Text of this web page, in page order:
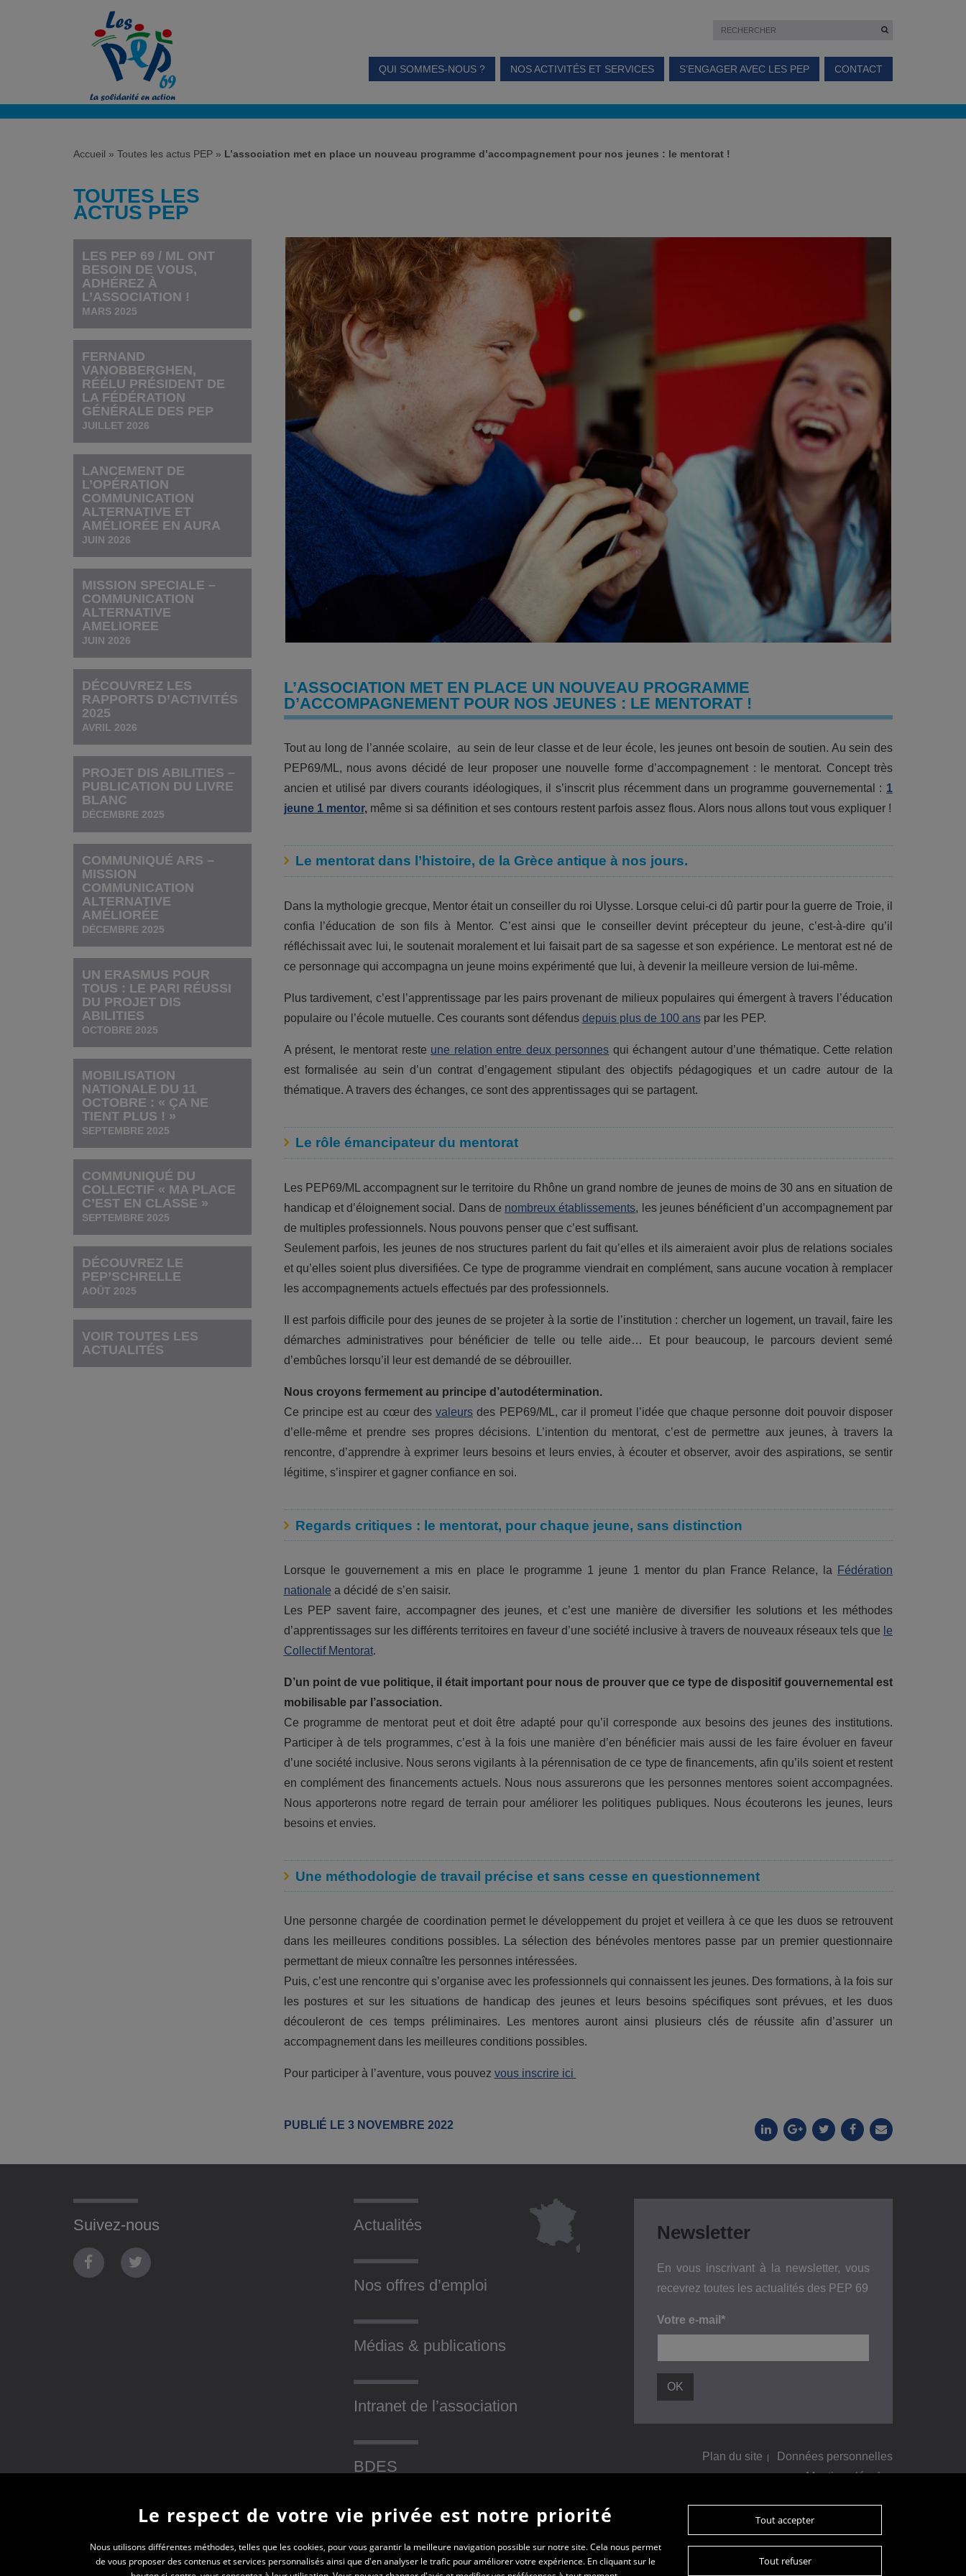
QUI SOMMES-NOUS ? NOS ACTIVITÉS ET SERVICES S’ENGAGER AVEC LES PEP CONTACT
Accueil » Toutes les actus PEP » L’association met en place un nouveau programme d’accompagnement pour nos jeunes : le mentorat !
TOUTES LES
ACTUS PEP
LES PEP 69 / ML ONT
BESOIN DE VOUS,
ADHÉREZ À
L’ASSOCIATION !
MARS 2025
FERNAND
VANOBBERGHEN,
RÉÉLU PRÉSIDENT DE
LA FÉDÉRATION
GÉNÉRALE DES PEP
JUILLET 2026
LANCEMENT DE
L’OPÉRATION
COMMUNICATION
ALTERNATIVE ET
AMÉLIORÉE EN AURA
JUIN 2026
MISSION SPECIALE –
COMMUNICATION
ALTERNATIVE
AMELIOREE
JUIN 2026
DÉCOUVREZ LES
RAPPORTS D’ACTIVITÉS
2025
AVRIL 2026
PROJET DIS ABILITIES –
PUBLICATION DU LIVRE
BLANC
DÉCEMBRE 2025
COMMUNIQUÉ ARS –
MISSION
COMMUNICATION
ALTERNATIVE
AMÉLIORÉE
DÉCEMBRE 2025
UN ERASMUS POUR
TOUS : LE PARI RÉUSSI
DU PROJET DIS
ABILITIES
OCTOBRE 2025
MOBILISATION
NATIONALE DU 11
OCTOBRE : « ÇA NE
TIENT PLUS ! »
SEPTEMBRE 2025
COMMUNIQUÉ DU
COLLECTIF « MA PLACE
C’EST EN CLASSE »
SEPTEMBRE 2025
DÉCOUVREZ LE
PEP’SCHRELLE
AOÛT 2025
VOIR TOUTES LES
ACTUALITÉS
L’ASSOCIATION MET EN PLACE UN NOUVEAU PROGRAMME
D’ACCOMPAGNEMENT POUR NOS JEUNES : LE MENTORAT !
Tout au long de l’année scolaire, au sein de leur classe et de leur école, les jeunes ont besoin de soutien. Au sein des
PEP69/ML, nous avons décidé de leur proposer une nouvelle forme d’accompagnement : le mentorat. Concept très
ancien et utilisé par divers courants idéologiques, il s’inscrit plus récemment dans un programme gouvernemental : 1
jeune 1 mentor,même si sa définition et ses contours restent parfois assez flous. Alors nous allons tout vous expliquer !
Le mentorat dans l’histoire, de la Grèce antique à nos jours.
Dans la mythologie grecque, Mentor était un conseiller du roi Ulysse. Lorsque celui-ci dû partir pour la guerre de Troie, il
confia l’éducation de son fils à Mentor. C’est ainsi que le conseiller devint précepteur du jeune, c’est-à-dire qu’il
réfléchissait avec lui, le soutenait moralement et lui faisait part de sa sagesse et son expérience. Le mentorat est né de
ce personnage qui accompagna un jeune moins expérimenté que lui, à devenir la meilleure version de lui-même.
Plus tardivement, c’est l’apprentissage par les pairs provenant de milieux populaires qui émergent à travers l’éducation
populaire ou l’école mutuelle. Ces courants sont défendus depuis plus de 100 anspar les PEP.
A présent, le mentorat reste une relation entre deux personnes qui échangent autour d’une thématique. Cette relation
est formalisée au sein d’un contrat d’engagement stipulant des objectifs pédagogiques et un cadre autour de la
thématique. A travers des échanges, ce sont des apprentissages qui se partagent.
Le rôle émancipateur du mentorat
Les PEP69/ML accompagnent sur le territoire du Rhône un grand nombre de jeunes de moins de 30 ans en situation de
handicap et d’éloignement social. Dans de nombreux établissements, les jeunes bénéficient d’un accompagnement par
de multiples professionnels. Nous pouvons penser que c’est suffisant.
Seulement parfois, les jeunes de nos structures parlent du fait qu’elles et ils aimeraient avoir plus de relations sociales
et qu’elles soient plus diversifiées. Ce type de programme viendrait en complément, sans aucune vocation à remplacer
les accompagnements actuels effectués par des professionnels.
Il est parfois difficile pour des jeunes de se projeter à la sortie de l’institution : chercher un logement, un travail, faire les
démarches administratives pour bénéficier de telle ou telle aide… Et pour beaucoup, le parcours devient semé
d’embûches lorsqu’il leur est demandé de se débrouiller.
Nous croyons fermement au principe d’autodétermination.
Ce principe est au cœur des valeurs des PEP69/ML, car il promeut l’idée que chaque personne doit pouvoir disposer
d’elle-même et prendre ses propres décisions. L’intention du mentorat, c’est de permettre aux jeunes, à travers la
rencontre, d’apprendre à exprimer leurs besoins et leurs envies, à écouter et observer, avoir des aspirations, se sentir
légitime, s’inspirer et gagner confiance en soi.
Regards critiques : le mentorat, pour chaque jeune, sans distinction
Lorsque le gouvernement a mis en place le programme 1 jeune 1 mentor du plan France Relance, la
Fédération
nationale a décidé de s’en saisir.
Les PEP savent faire, accompagner des jeunes, et c’est une manière de diversifier les solutions et les méthodes
d’apprentissages sur les différents territoires en faveur d’une société inclusive à travers de nouveaux réseaux tels que le
Collectif Mentorat.
D’un point de vue politique, il était important pour nous de prouver que ce type de dispositif gouvernemental est
mobilisable par l’association.
Ce programme de mentorat peut et doit être adapté pour qu’il corresponde aux besoins des jeunes des institutions.
Participer à de tels programmes, c’est à la fois une manière d’en bénéficier mais aussi de les faire évoluer en faveur
d’une société inclusive. Nous serons vigilants à la pérennisation de ce type de financements, afin qu’ils soient et restent
en complément des financements actuels. Nous nous assurerons que les personnes mentores soient accompagnées.
Nous apporterons notre regard de terrain pour améliorer les politiques publiques. Nous écouterons les jeunes, leurs
besoins et envies.
Une méthodologie de travail précise et sans cesse en questionnement
Une personne chargée de coordination permet le développement du projet et veillera à ce que les duos se retrouvent
dans les meilleures conditions possibles. La sélection des bénévoles mentores passe par un premier questionnaire
permettant de mieux connaître les personnes intéressées.
Puis, c’est une rencontre qui s’organise avec les professionnels qui connaissent les jeunes. Des formations, à la fois sur
les postures et sur les situations de handicap des jeunes et leurs besoins spécifiques sont prévues, et les duos
découleront de ces temps préliminaires. Les mentores auront ainsi plusieurs clés de réussite afin d’assurer un
accompagnement dans les meilleures conditions possibles.
Pour participer à l’aventure, vous pouvez vous inscrire ici
PUBLIÉ LE 3 NOVEMBRE 2022
Suivez-nous Actualités
Nos offres d’emploi
Médias & publications
Intranet de l’association
BDES
Contact
Newsletter
En vous inscrivant à la newsletter, vous
recevrez toutes les actualités des PEP 69
Votre e-mail*
Plan du site
Données personnelles
Mentions légales
Le respect de votre vie privée est notre priorité
Nous utilisons différentes méthodes, telles que les cookies, pour vous garantir la meilleure navigation possible sur notre site. Cela nous permet
de vous proposer des contenus et services personnalisés ainsi que d'en analyser le trafic pour améliorer votre expérience. En cliquant sur le
Tout accepter
Tout refuser